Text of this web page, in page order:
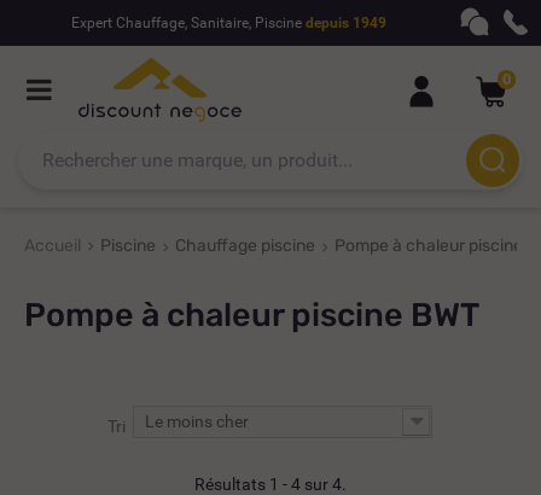
Expert Chauffage, Sanitaire, Piscine depuis 1949
0
Accueil Piscine Chauffage piscine Pompe à chaleur piscine
Pompe à chaleur piscine BWT
Tri Le moins cher
Résultats 1 - 4 sur 4.